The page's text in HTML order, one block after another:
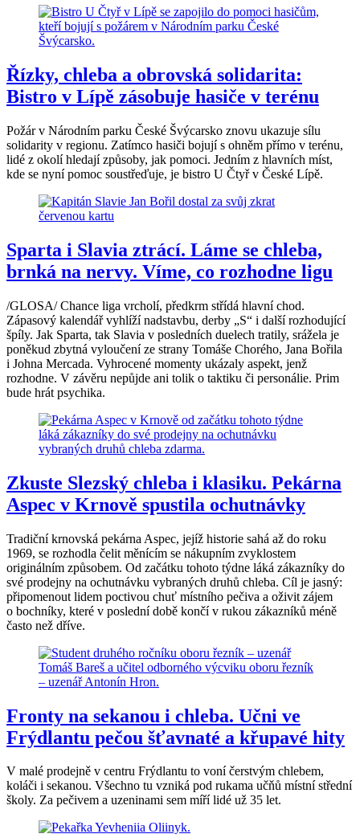
Řízky, chleba a obrovská solidarita:
Bistro v Lípě zásobuje hasiče v terénu
Požár v Národním parku České Švýcarsko znovu ukazuje sílu
solidarity v regionu. Zatímco hasiči bojují s ohněm přímo v terénu,
lidé z okolí hledají způsoby, jak pomoci. Jedním z hlavních míst,
kde se nyní pomoc soustřeďuje, je bistro U Čtyř v České Lípě.
Sparta i Slavia ztrácí. Láme se chleba,
brnká na nervy. Víme, co rozhodne ligu
/GLOSA/ Chance liga vrcholí, předkrm střídá hlavní chod.
Zápasový kalendář vyhlíží nadstavbu, derby „S“ i další rozhodující
špíly. Jak Sparta, tak Slavia v posledních duelech tratily, srážela je
poněkud zbytná vyloučení ze strany Tomáše Chorého, Jana Bořila
i Johna Mercada. Vyhrocené momenty ukázaly aspekt, jenž
rozhodne. V závěru nepůjde ani tolik o taktiku či personálie. Prim
bude hrát psychika.
Zkuste Slezský chleba i klasiku. Pekárna
Aspec v Krnově spustila ochutnávky
Tradiční krnovská pekárna Aspec, jejíž historie sahá až do roku
1969, se rozhodla čelit měnícím se nákupním zvyklostem
originálním způsobem. Od začátku tohoto týdne láká zákazníky do
své prodejny na ochutnávku vybraných druhů chleba. Cíl je jasný:
připomenout lidem poctivou chuť místního pečiva a oživit zájem
o bochníky, které v poslední době končí v rukou zákazníků méně
často než dříve.
Fronty na sekanou i chleba. Učni ve
Frýdlantu pečou šťavnaté a křupavé hity
V malé prodejně v centru Frýdlantu to voní čerstvým chlebem,
koláči i sekanou. Všechno tu vzniká pod rukama učňů místní střední
školy. Za pečivem a uzeninami sem míří lidé už 35 let.